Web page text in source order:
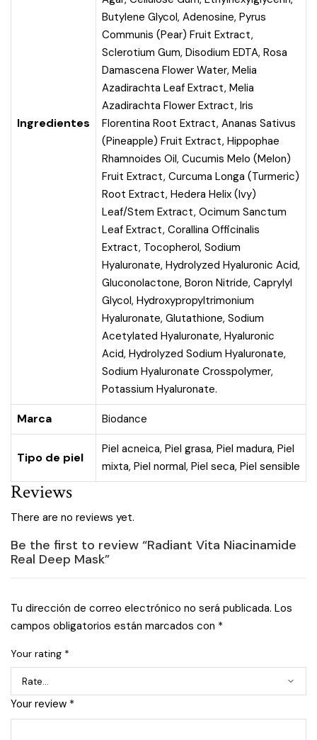
Ingredientes
Butylene Glycol, Adenosine, Pyrus
Communis (Pear) Fruit Extract,
Sclerotium Gum, Disodium EDTA, Rosa
Damascena Flower Water, Melia
Azadirachta Leaf Extract, Melia
Azadirachta Flower Extract, Iris
Florentina Root Extract, Ananas Sativus
(Pineapple) Fruit Extract, Hippophae
Rhamnoides Oil, Cucumis Melo (Melon)
Fruit Extract, Curcuma Longa (Turmeric)
Root Extract, Hedera Helix (Ivy)
Leaf/Stem Extract, Ocimum Sanctum
Leaf Extract, Corallina Officinalis
Extract, Tocopherol, Sodium
Hyaluronate, Hydrolyzed Hyaluronic Acid,
Gluconolactone, Boron Nitride, Caprylyl
Glycol, Hydroxypropyltrimonium
Hyaluronate, Glutathione, Sodium
Acetylated Hyaluronate, Hyaluronic
Acid, Hydrolyzed Sodium Hyaluronate,
Sodium Hyaluronate Crosspolymer,
Potassium Hyaluronate.
Marca Biodance
Tipo de piel
Piel acneica, Piel grasa, Piel madura, Piel
mixta, Piel normal, Piel seca, Piel sensible
Reviews
There are no reviews yet.
Be the first to review “Radiant Vita Niacinamide
Real Deep Mask”
Tu dirección de correo electrónico no será publicada. Los
campos obligatorios están marcados con *
Your rating *
Your review *